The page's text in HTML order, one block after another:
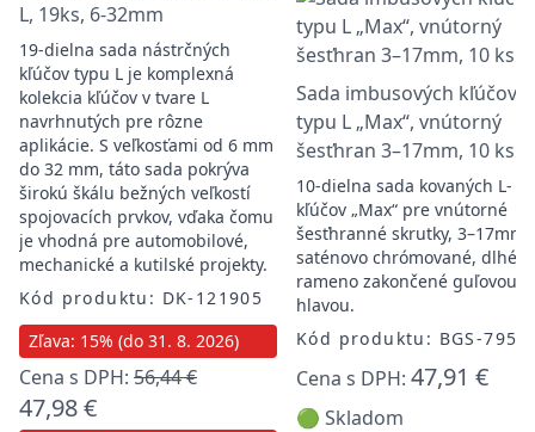
L, 19ks, 6-32mm
19-dielna sada nástrčných
kľúčov typu L je komplexná
kolekcia kľúčov v tvare L
navrhnutých pre rôzne
aplikácie. S veľkosťami od 6 mm
do 32 mm, táto sada pokrýva
širokú škálu bežných veľkostí
spojovacích prvkov, vďaka čomu
je vhodná pre automobilové,
mechanické a kutilské projekty.
Kód produktu: DK-121905
Zľava: 15% (do 31. 8. 2026)
Cena s DPH: 56,44 €
47,98 €
Sada imbusových kľúčov
typu L „Max“, vnútorný
šesťhran 3–17mm, 10 ks
10-dielna sada kovaných L-
kľúčov „Max“ pre vnútorné
šesťhranné skrutky, 3–17mm,
saténovo chrómované, dlhé
rameno zakončené guľovou
hlavou.
Kód produktu: BGS-795
Cena s DPH: 47,91 €
🟢 Skladom